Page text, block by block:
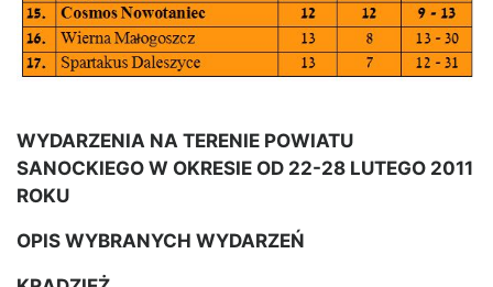
WYDARZENIA NA TERENIE POWIATU
SANOCKIEGO W OKRESIE OD 22-28 LUTEGO 2011
ROKU
OPIS WYBRANYCH WYDARZEŃ